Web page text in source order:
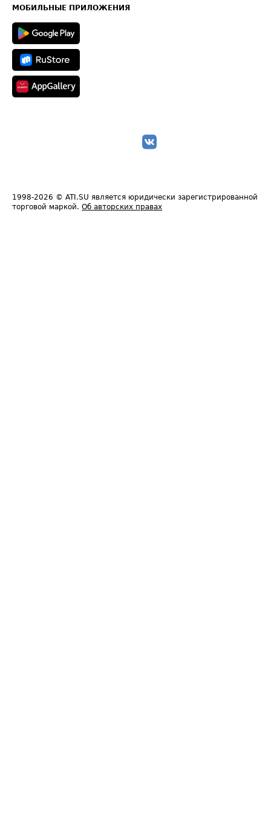
Техническая информация
МОБИЛЬНЫЕ ПРИЛОЖЕНИЯ
1998-2026 © ATI.SU является юридически зарегистрированной
торговой маркой. Об авторских правах